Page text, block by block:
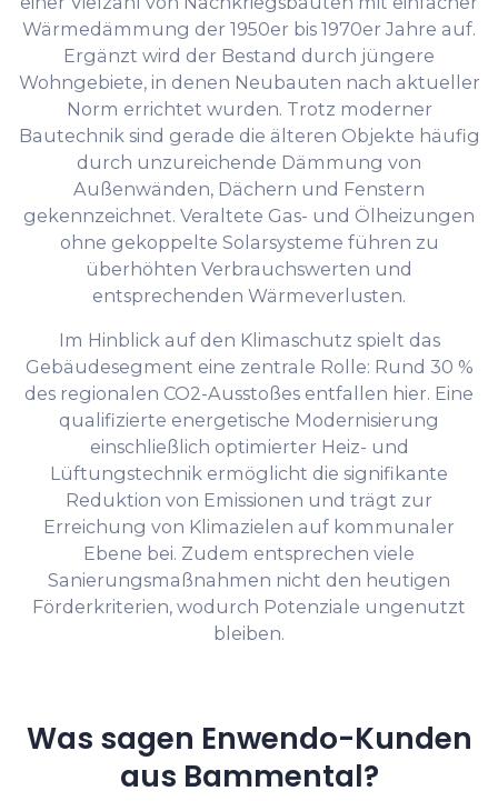
Wärmedämmung der 1950er bis 1970er Jahre auf.
Ergänzt wird der Bestand durch jüngere
Wohngebiete, in denen Neubauten nach aktueller
Norm errichtet wurden. Trotz moderner
Bautechnik sind gerade die älteren Objekte häufig
durch unzureichende Dämmung von
Außenwänden, Dächern und Fenstern
gekennzeichnet. Veraltete Gas- und Ölheizungen
ohne gekoppelte Solarsysteme führen zu
überhöhten Verbrauchswerten und
entsprechenden Wärmeverlusten.
Im Hinblick auf den Klimaschutz spielt das
Gebäudesegment eine zentrale Rolle: Rund 30 %
des regionalen CO2-Ausstoßes entfallen hier. Eine
qualifizierte energetische Modernisierung
einschließlich optimierter Heiz- und
Lüftungstechnik ermöglicht die signifikante
Reduktion von Emissionen und trägt zur
Erreichung von Klimazielen auf kommunaler
Ebene bei. Zudem entsprechen viele
Sanierungsmaßnahmen nicht den heutigen
Förderkriterien, wodurch Potenziale ungenutzt
bleiben.
Was sagen Enwendo-Kunden
aus Bammental?